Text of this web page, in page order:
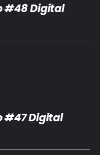
#48 Digital
#47 Digital